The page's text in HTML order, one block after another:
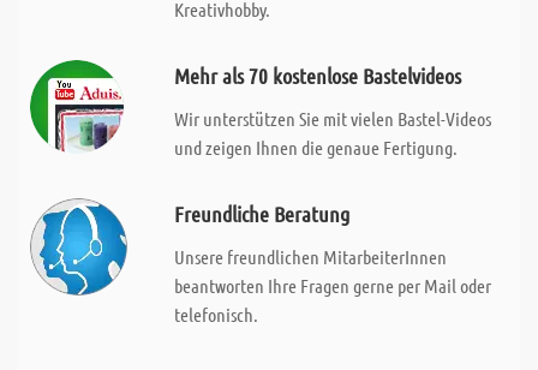
Kreativhobby.
Mehr als 70 kostenlose Bastelvideos
Wir unterstützen Sie mit vielen Bastel-Videos
und zeigen Ihnen die genaue Fertigung.
Freundliche Beratung
Unsere freundlichen MitarbeiterInnen
beantworten Ihre Fragen gerne per Mail oder
telefonisch.